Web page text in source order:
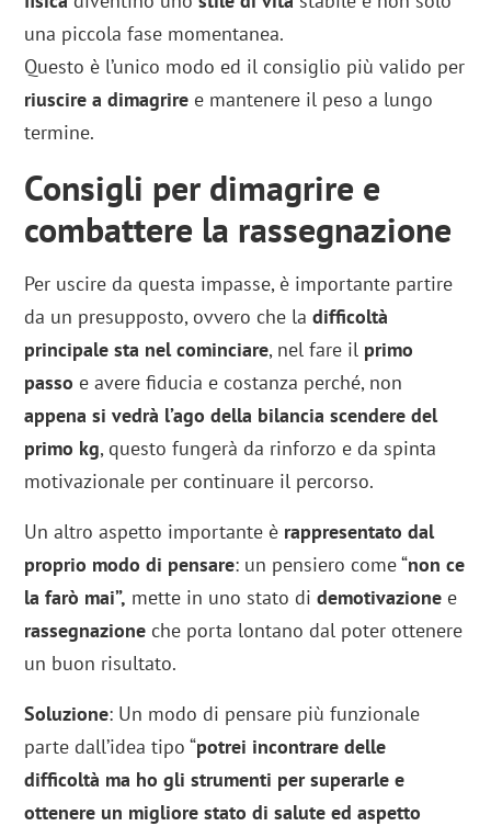
una piccola fase momentanea.
Questo è l’unico modo ed il consiglio più valido per
riuscire a dimagrire e mantenere il peso a lungo
termine.
Consigli per dimagrire e
combattere la rassegnazione
Per uscire da questa impasse, è importante partire
da un presupposto, ovvero che ladifficoltà
principale sta nel cominciare, nel fare il primo
passo e avere fiducia e costanza perché, non
appena si vedrà l’ago della bilancia scendere del
primo kg, questo fungerà da rinforzo e da spinta
motivazionale per continuare il percorso.
Un altro aspetto importante è rappresentato dal
proprio modo di pensare: un pensiero come “non ce
la farò mai”, mette in uno stato didemotivazione e
rassegnazione che porta lontano dal poter ottenere
un buon risultato.
Soluzione: Un modo di pensare più funzionale
parte dall’idea tipo “potrei incontrare delle
difficoltà ma ho gli strumenti per superarle e
ottenere un migliore stato di salute ed aspetto